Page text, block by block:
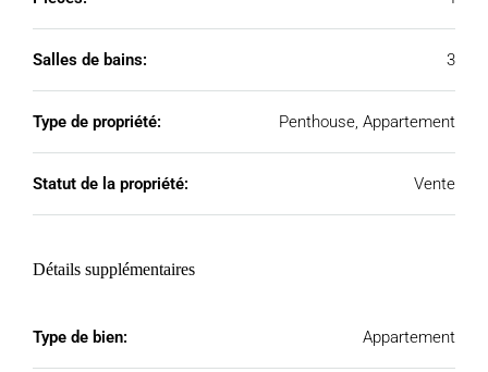
Salles de bains: 3
Type de propriété: Penthouse, Appartement
Statut de la propriété: Vente
Détails supplémentaires
Type de bien: Appartement